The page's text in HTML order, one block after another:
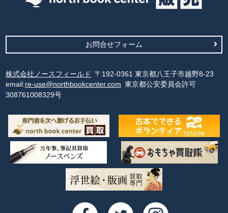
お問合せフォーム
株式会社ノースフィールド
〒192-0361 東京都八王子市越野8-23
email:re-use@northbookcenter.com 東京都公安委員会許可
308761008329号